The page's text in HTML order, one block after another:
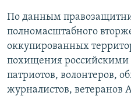
По данным
полномасштабного
оккупированных
похищения
патриотов, волонтеров,
журналистов,